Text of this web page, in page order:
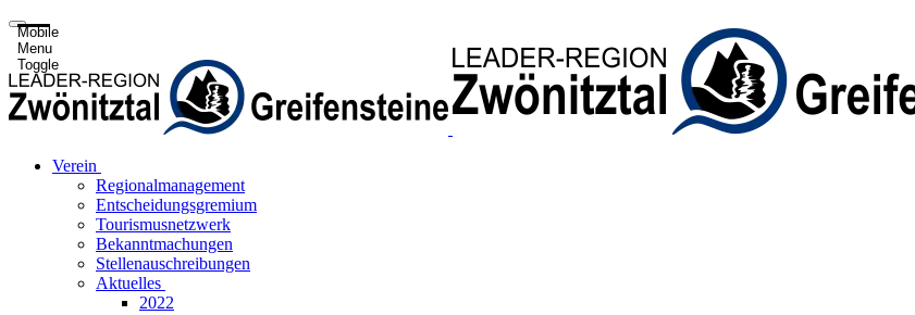
Mobile
Menu
Toggle
Verein
Regionalmanagement
Entscheidungsgremium
Tourismusnetzwerk
Bekanntmachungen
Stellenauschreibungen
Aktuelles
2022